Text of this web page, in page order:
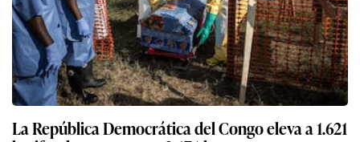
La República Democrática del Congo eleva a 1.621